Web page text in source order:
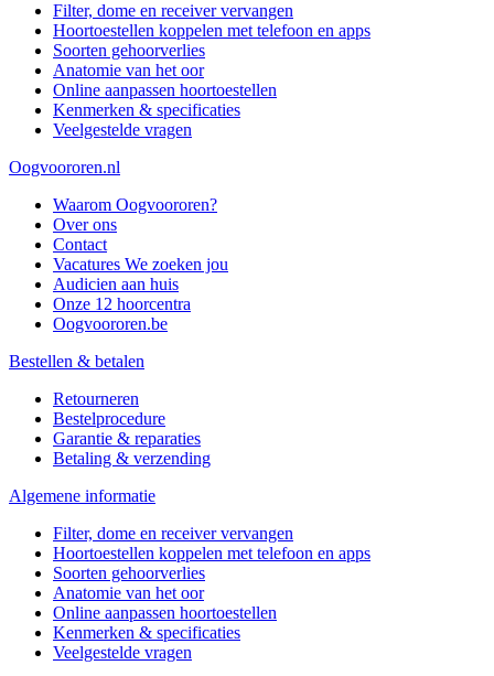
Filter, dome en receiver vervangen
Hoortoestellen koppelen met telefoon en apps
Soorten gehoorverlies
Anatomie van het oor
Online aanpassen hoortoestellen
Kenmerken & specificaties
Veelgestelde vragen
Oogvoororen.nl
Waarom Oogvoororen?
Over ons
Contact
Vacatures We zoeken jou
Audicien aan huis
Onze 12 hoorcentra
Oogvoororen.be
Bestellen & betalen
Retourneren
Bestelprocedure
Garantie & reparaties
Betaling & verzending
Algemene informatie
Filter, dome en receiver vervangen
Hoortoestellen koppelen met telefoon en apps
Soorten gehoorverlies
Anatomie van het oor
Online aanpassen hoortoestellen
Kenmerken & specificaties
Veelgestelde vragen